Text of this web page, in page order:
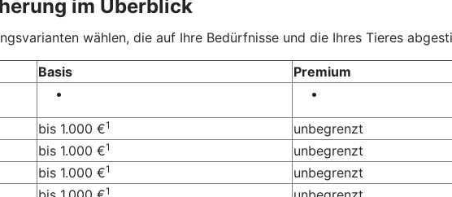
im Überblick
wählen, die auf Ihre Bedürfnisse und die Ihres Tieres
Basis Premium
bis 1.000 €1 unbegrenzt
bis 1.000 €1 unbegrenzt
bis 1.000 €1 unbegrenzt
1